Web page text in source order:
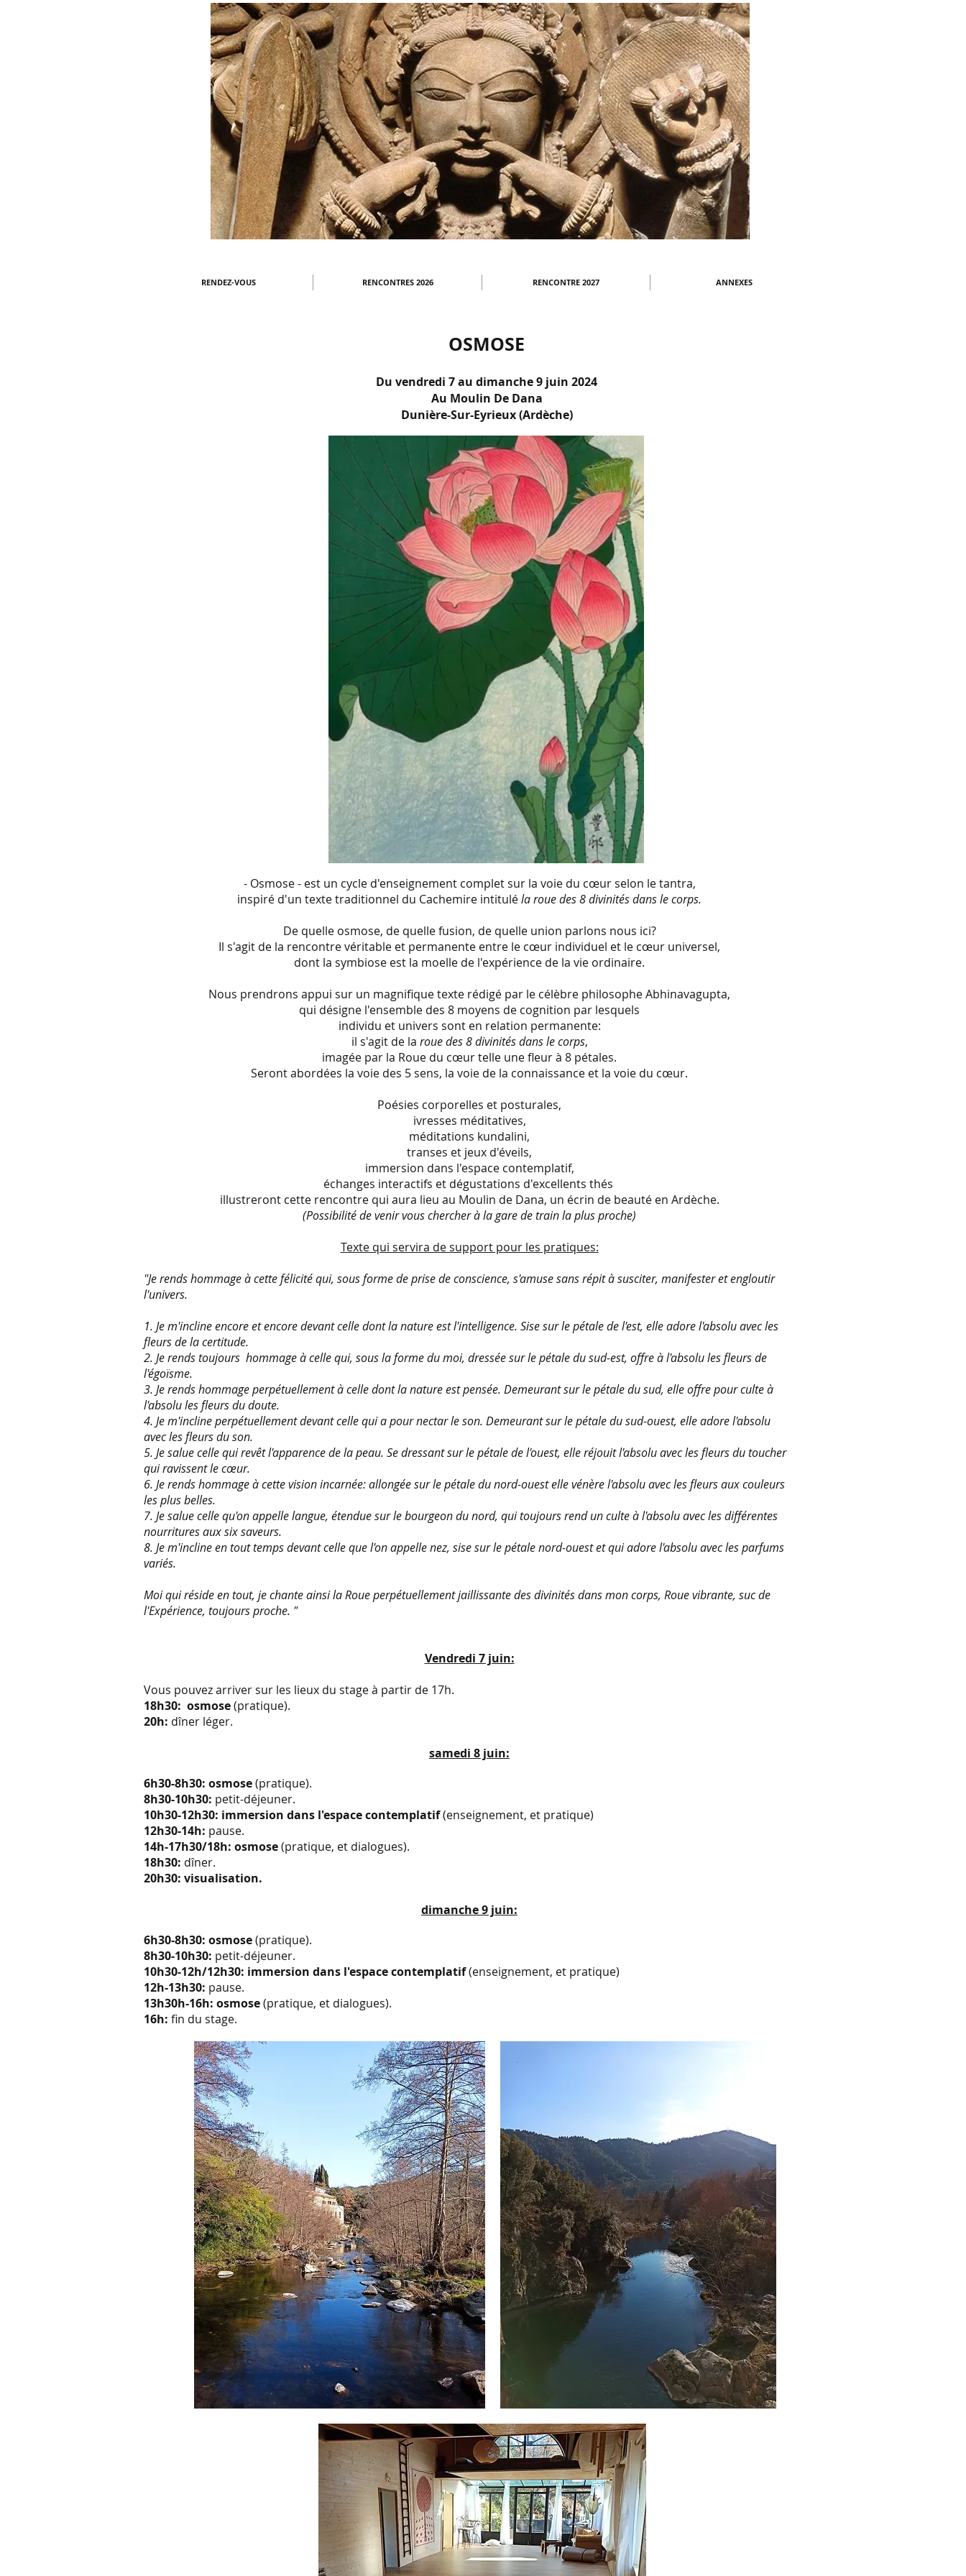
RENDEZ-VOUS RENCONTRES 2026 RENCONTRE 2027 ANNEXES
OSMOSE
Du vendredi 7 au dimanche 9 juin 2024
Au Moulin De Dana
Dunière-Sur-Eyrieux (Ardèche)
- Osmose - est un cycle d'enseignement complet sur la voie du cœur selon le tantra,
inspiré d'un texte traditionnel du Cachemire intituléla roue des 8 divinités dans le corps.
De quelle osmose, de quelle fusion, de quelle union parlons nous ici?
Il s'agit de la rencontre véritable et permanente entre le cœur individuel et le cœur universel,
dont la symbiose est la moelle de l'expérience de la vie ordinaire.
Nous prendrons appui sur un magnifique texte rédigé par le célèbre philosophe Abhinavagupta,
qui désigne l'ensemble des 8 moyens de cognition par lesquels
individu et univers sont en relation permanente:
il s'agit de la roue des 8 divinités dans le corps,
imagée par la Roue du cœur telle une fleur à 8 pétales.
Seront abordées la voie des 5 sens, la voie de la connaissance et la voie du cœur.
Poésies corporelles et posturales,
ivresses méditatives,
méditations kundalini,
transes et jeux d'éveils,
immersion dans l'espace contemplatif,
échanges interactifs et dégustations d'excellents thés
illustreront cette rencontre qui aura lieu au Moulin de Dana, un écrin de beauté en Ardèche.
(Possibilité de venir vous chercher à la gare de train la plus proche)
Texte qui servira de support pour les pratiques:
"Je rends hommage à cette félicité qui, sous forme de prise de conscience, s'amuse sans répit à susciter, manifester et engloutir
l'univers.
1. Je m'incline encore et encore devant celle dont la nature est l'intelligence. Sise sur le pétale de l'est, elle adore l'absolu avec les
fleurs de la certitude.
2. Je rends toujours hommage à celle qui, sous la forme du moi, dressée sur le pétale du sud-est, offre à l'absolu les fleurs de
l'égoïsme.
3. Je rends hommage perpétuellement à celle dont la nature est pensée. Demeurant sur le pétale du sud, elle offre pour culte à
l'absolu les fleurs du doute.
4. Je m'incline perpétuellement devant celle qui a pour nectar le son. Demeurant sur le pétale du sud-ouest, elle adore l'absolu
avec les fleurs du son.
5. Je salue celle qui revêt l'apparence de la peau. Se dressant sur le pétale de l'ouest, elle réjouit l'absolu avec les fleurs du toucher
qui ravissent le cœur.
6. Je rends hommage à cette vision incarnée: allongée sur le pétale du nord-ouest elle vénère l'absolu avec les fleurs aux couleurs
les plus belles.
7. Je salue celle qu'on appelle langue, étendue sur le bourgeon du nord, qui toujours rend un culte à l'absolu avec les différentes
nourritures aux six saveurs.
8. Je m'incline en tout temps devant celle que l'on appelle nez, sise sur le pétale nord-ouest et qui adore l'absolu avec les parfums
variés.
Moi qui réside en tout, je chante ainsi la Roue perpétuellement jaillissante des divinités dans mon corps, Roue vibrante, suc de
l'Expérience, toujours proche. "
Vendredi 7 juin:
Vous pouvez arriver sur les lieux du stage à partir de 17h.
18h30: osmose(pratique).
20h: dîner léger.
samedi 8 juin:
6h30-8h30: osmose(pratique).
8h30-10h30: petit-déjeuner.
10h30-12h30: immersion dans l'espace contemplatif(enseignement, et pratique)
12h30-14h: pause.
14h-17h30/18h: osmose(pratique, et dialogues).
18h30: dîner.
20h30: visualisation.
dimanche 9 juin:
6h30-8h30: osmose(pratique).
8h30-10h30: petit-déjeuner.
10h30-12h/12h30: immersion dans l'espace contemplatif(enseignement, et pratique)
12h-13h30: pause.
13h30h-16h: osmose(pratique, et dialogues).
16h: fin du stage.